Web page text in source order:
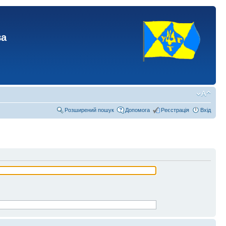
Розширений пошук Допомога Реєстрація Вхід